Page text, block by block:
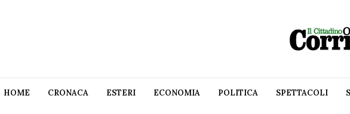
HOME CRONACA ESTERI ECONOMIA POLITICA SPETTACOLI